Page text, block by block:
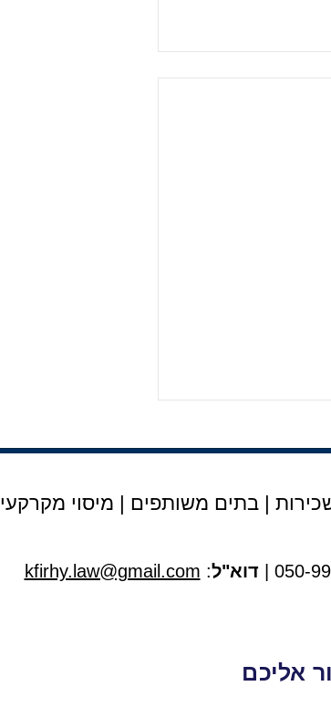
| בתים משותפים | מיסוי
דוא"ל:
kfirhy.law@gmail.com
אליכם